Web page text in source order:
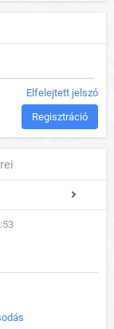
Elfelejtett jelszó
Regisztráció